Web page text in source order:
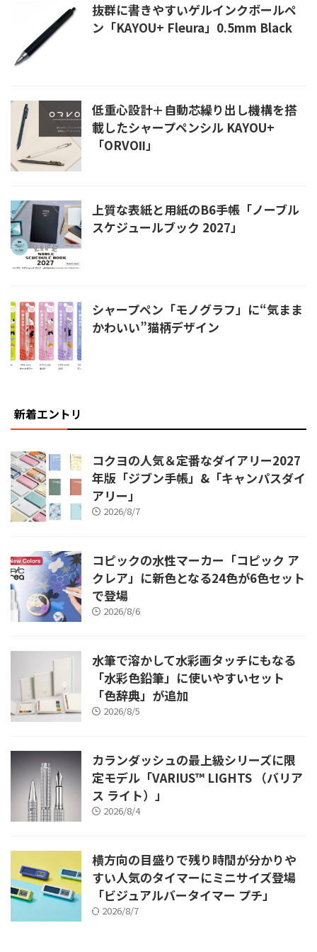
抜群に書きやすいゲルインクボールペ
ン「KAYOU+ Fleura」0.5mm Black
低重心設計＋自動芯繰り出し機構を搭
載したシャープペンシル KAYOU+
「ORVOⅡ」
上質な表紙と用紙のB6手帳「ノーブル
スケジュールブック 2027」
シャープペン「モノグラフ」に“気まま
かわいい”猫柄デザイン
新着エントリ
コクヨの人気＆定番なダイアリー2027
年版「ジブン手帳」&「キャンパスダイ
アリー」
2026/8/7
コピックの水性マーカー「コピック ア
クレア」に新色となる24色が6色セット
で登場
2026/8/6
水筆で溶かして水彩画タッチにもなる
「水彩色鉛筆」に使いやすいセット
「色辞典」が追加
2026/8/5
カランダッシュの最上級シリーズに限
定モデル「VARIUS™ LIGHTS （バリア
ス ライト）」
2026/8/4
横方向の目盛りで残り時間が分かりや
すい人気のタイマーにミニサイズ登場
「ビジュアルバータイマー プチ」
2026/8/7